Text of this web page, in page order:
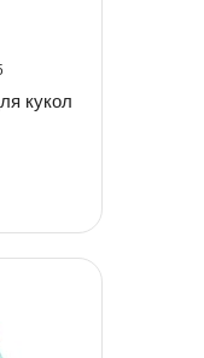
кукол